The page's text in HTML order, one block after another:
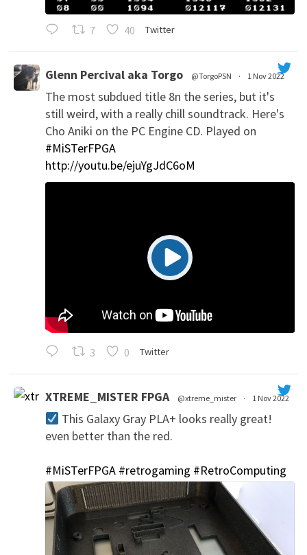
7 40 Twitter
Glenn Percival aka Torgo @TorgoPSN · 1 Nov 2022
The most subdued title 8n the series, but it's
still weird, with a really chill soundtrack. Here's
Cho Aniki on the PC Engine CD. Played on
#MiSTerFPGA
http://youtu.be/ejuYgJdC6oM
3 0 Twitter
XTREME_MISTER FPGA @xtreme_mister · 1 Nov 2022
This Galaxy Gray PLA+ looks really great!
even better than the red.
#MiSTerFPGA #retrogaming #RetroComputing